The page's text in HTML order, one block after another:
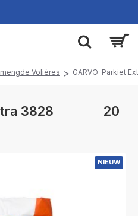
Volières GARVO
Extra 3828 20
NIEUW